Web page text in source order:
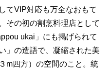
てVIP対応も万全なおもて
その初の割烹料理店として
ukai」にも掲げられて
」の造語で、凝縮された美
m四方）の空間のこと。統